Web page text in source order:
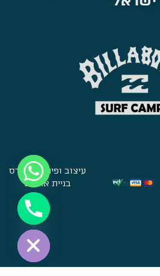
עיצוב ופיתוח:סברס
בניית אתרים
Hide chaty